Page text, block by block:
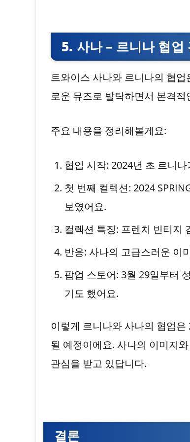
5. 사나 – 르니나 협업
트와이스 사나와 르니나의 협
로운 뮤즈로 발탁하면서 본격
주요 내용을 정리해볼게요:
협업 시작: 2024년 초 르니
첫 번째 컬렉션: 2024
보였어요.
컬렉션 특징: 프렌치 빈티지
반응: 사나의 고급스러운 이
팝업 스토어: 3월 29일부터
기도 했어요.
이렇게 르니나와 사나의 협업
될 예정이에요. 사나의 이미지
관심을 받고 있답니다.
결론